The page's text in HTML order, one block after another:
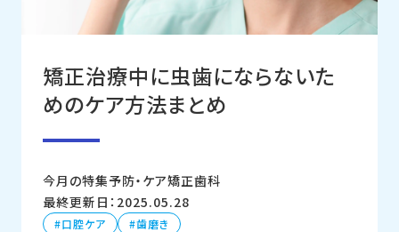
矯正治療中に虫歯にならないた
めのケア方法まとめ
今月の特集予防・ケア矯正歯科
最終更新日：2025.05.28
口腔ケア 歯磨き